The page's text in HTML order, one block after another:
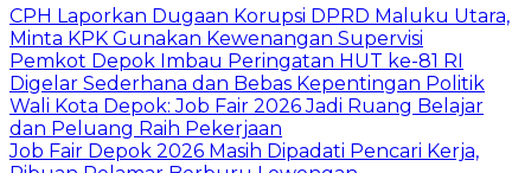
CPH Laporkan Dugaan Korupsi DPRD Maluku Utara,
Minta KPK Gunakan Kewenangan Supervisi
Pemkot Depok Imbau Peringatan HUT ke-81 RI
Digelar Sederhana dan Bebas Kepentingan Politik
Wali Kota Depok: Job Fair 2026 Jadi Ruang Belajar
dan Peluang Raih Pekerjaan
Job Fair Depok 2026 Masih Dipadati Pencari Kerja,